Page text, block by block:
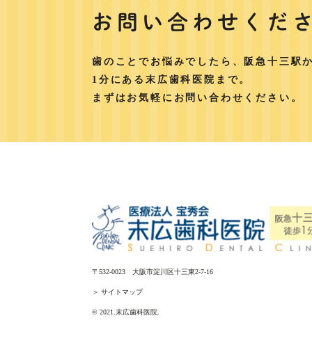
お問い合わせくだ
歯のことでお悩みでしたら、阪急十三駅
1分にある末広歯科医院まで。
まずはお気軽にお問い合わせください。
〒532-0023 大阪市淀川区十三東2-7-16
＞ サイトマップ
© 2021.末広歯科医院.